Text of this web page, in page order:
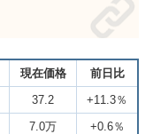
現在価格
前日比
37.2
+11.3％
7.0万
+0.6％